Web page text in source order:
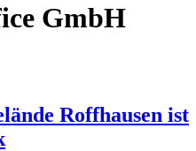
GmbH
Roffhausen ist